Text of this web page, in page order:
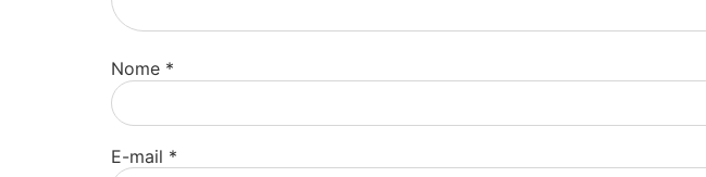
Nome *
E-mail *